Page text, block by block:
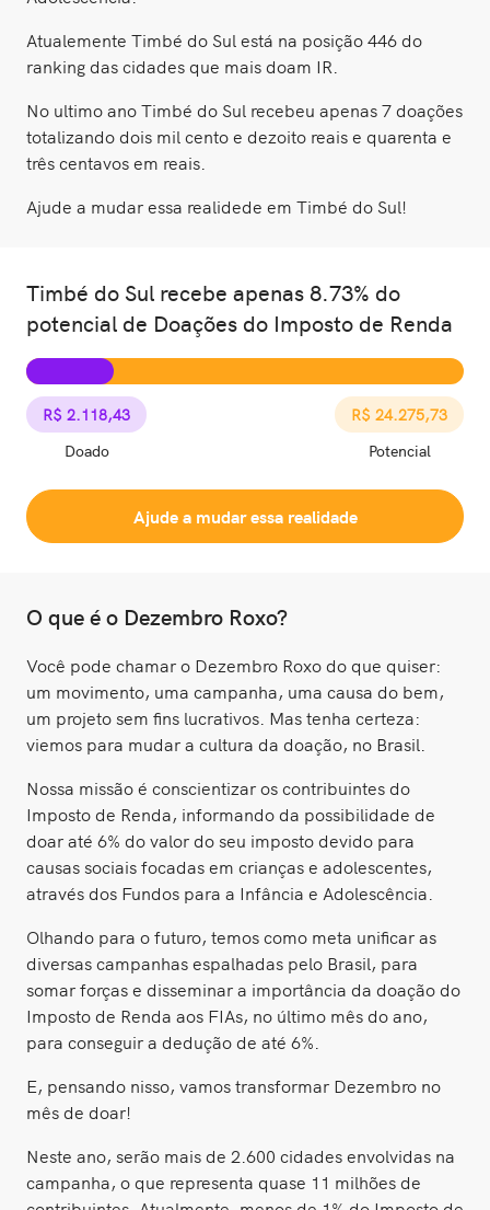
Atualemente Timbé do Sul está na posição 446 do
ranking das cidades que mais doam IR.
No ultimo ano Timbé do Sul recebeu apenas 7 doações
totalizando dois mil cento e dezoito reais e quarenta e
três centavos em reais.
Ajude a mudar essa realidede em Timbé do Sul!
Timbé do Sul recebe apenas 8.73% do
potencial de Doações do Imposto de Renda
R$ 2.118,43
Doado
R$ 24.275,73
Potencial
Ajude a mudar essa realidade
O que é o Dezembro Roxo?
Você pode chamar o Dezembro Roxo do que quiser:
um movimento, uma campanha, uma causa do bem,
um projeto sem fins lucrativos. Mas tenha certeza:
viemos para mudar a cultura da doação, no Brasil.
Nossa missão é conscientizar os contribuintes do
Imposto de Renda, informando da possibilidade de
doar até 6% do valor do seu imposto devido para
causas sociais focadas em crianças e adolescentes,
através dos Fundos para a Infância e Adolescência.
Olhando para o futuro, temos como meta unificar as
diversas campanhas espalhadas pelo Brasil, para
somar forças e disseminar a importância da doação do
Imposto de Renda aos FIAs, no último mês do ano,
para conseguir a dedução de até 6%.
E, pensando nisso, vamos transformar Dezembro no
mês de doar!
Neste ano, serão mais de 2.600 cidades envolvidas na
campanha, o que representa quase 11 milhões de